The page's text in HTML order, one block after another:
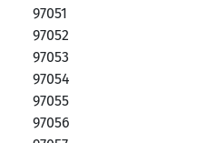
97051
97052
97053
97054
97055
97056